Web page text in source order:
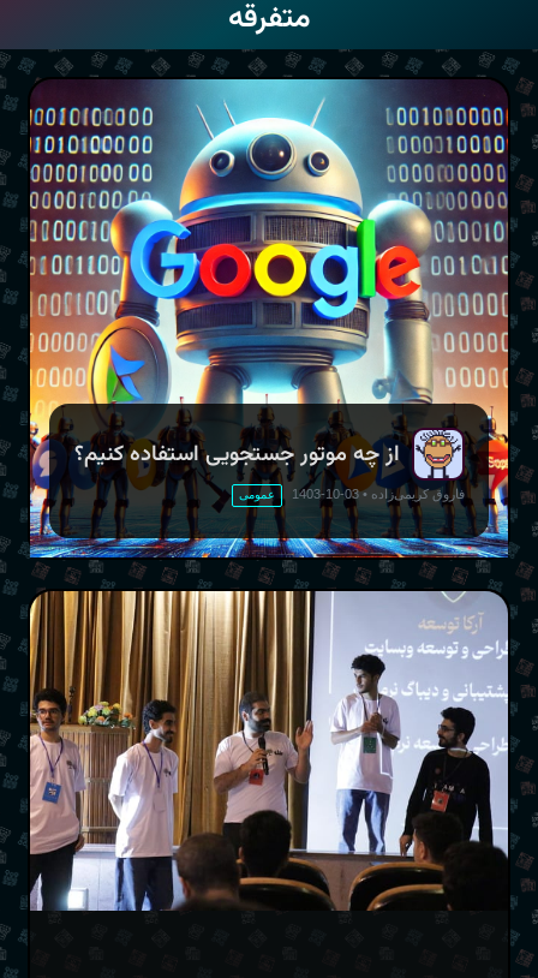
متفرقه
از چه موتور جستجویی استفاده کنیم؟
فاروق کریمی‌زاده •
03-10-1403 عمومی